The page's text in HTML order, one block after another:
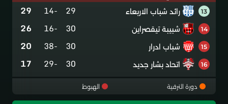
13 رائد شباب الاربعاء 29
-14
29
14 شبيبة تيقصراين 30
-16
26
15 شباب ادرار 30
-38
20
16 اتحاد بشار جديد 30
-29
17
دورة الترقية الهبوط